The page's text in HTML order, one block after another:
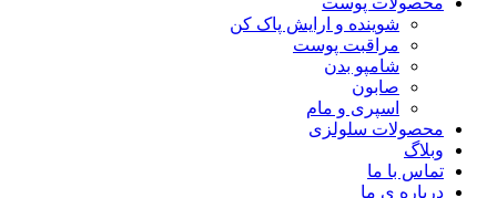
شوینده و ارایش پاک کن
مراقبت پوست
شامپو بدن
صابون
اسپری و مام
محصولات سلولزی
وبلاگ
تماس با ما
درباره ی ما